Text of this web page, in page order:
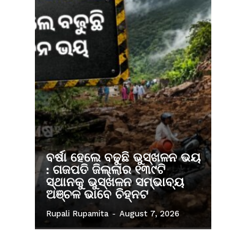
ବର୍ଷା ହେଲେ ବଢୁଛି ଭୁସ୍ଖଳନ ଭୟ
: ଗଜପତି ଜିଲ୍ଲାର ୧୩୯ଟି
ସ୍ଥାନକୁ ଭୁସ୍ଖଳନ ସମ୍ଭାବ୍ୟ
ଅଞ୍ଚଳ ଭାବେ ଚିହ୍ନଟ
Rupali Rupamita - August 7, 2026